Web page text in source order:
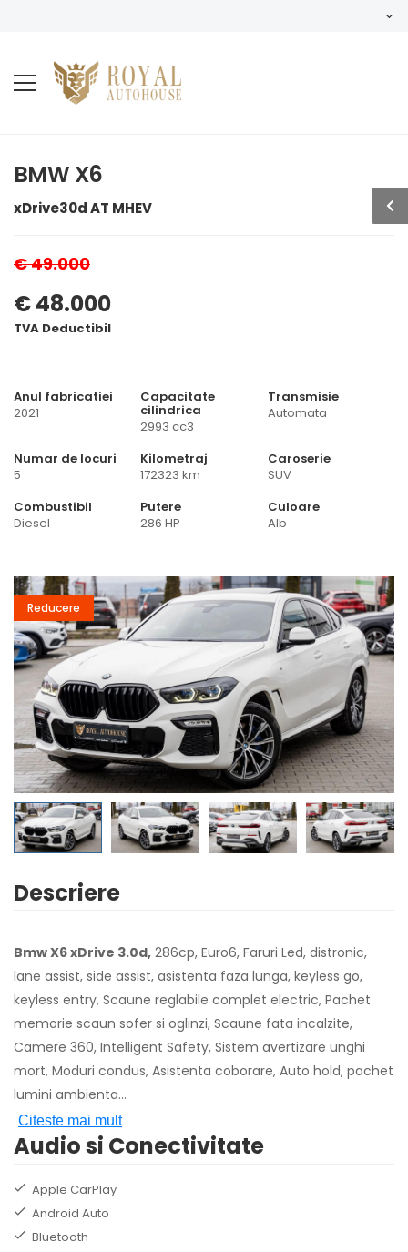
BMW X6
xDrive30d AT MHEV
€ 49.000
€ 48.000
TVA Deductibil
Anul fabricatiei
2021
Capacitate
cilindrica
2993 cc3
Transmisie
Automata
Numar de locuri
5
Kilometraj
172323 km
Caroserie
SUV
Combustibil
Diesel
Putere
286 HP
Culoare
Alb
Reducere
Descriere
Bmw X6 xDrive 3.0d, 286cp, Euro6, Faruri Led, distronic,
lane assist, side assist, asistenta faza lunga, keyless go,
keyless entry, Scaune reglabile complet electric, Pachet
memorie scaun sofer si oglinzi, Scaune fata incalzite,
Camere 360, Intelligent Safety, Sistem avertizare unghi
mort, Moduri condus, Asistenta coborare, Auto hold, pachet
lumini ambienta...
Citeste mai mult
Audio si Conectivitate
Apple CarPlay
Android Auto
Bluetooth